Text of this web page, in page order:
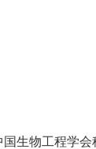
生物工程学